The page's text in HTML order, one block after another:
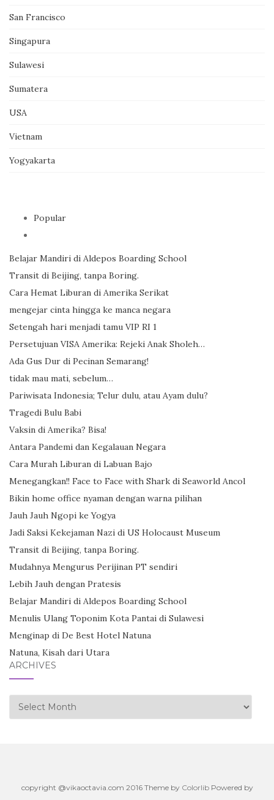
San Francisco
Singapura
Sulawesi
Sumatera
USA
Vietnam
Yogyakarta
Popular
Belajar Mandiri di Aldepos Boarding School
Transit di Beijing, tanpa Boring.
Cara Hemat Liburan di Amerika Serikat
mengejar cinta hingga ke manca negara
Setengah hari menjadi tamu VIP RI 1
Persetujuan VISA Amerika: Rejeki Anak Sholeh…
Ada Gus Dur di Pecinan Semarang!
tidak mau mati, sebelum…
Pariwisata Indonesia; Telur dulu, atau Ayam dulu?
Tragedi Bulu Babi
Vaksin di Amerika? Bisa!
Antara Pandemi dan Kegalauan Negara
Cara Murah Liburan di Labuan Bajo
Menegangkan!! Face to Face with Shark di Seaworld Ancol
Bikin home office nyaman dengan warna pilihan
Jauh Jauh Ngopi ke Yogya
Jadi Saksi Kekejaman Nazi di US Holocaust Museum
Transit di Beijing, tanpa Boring.
Mudahnya Mengurus Perijinan PT sendiri
Lebih Jauh dengan Pratesis
Belajar Mandiri di Aldepos Boarding School
Menulis Ulang Toponim Kota Pantai di Sulawesi
Menginap di De Best Hotel Natuna
Natuna, Kisah dari Utara
ARCHIVES
Archives
copyright @vikaoctavia.com 2016 Theme by ColorlibPowered by